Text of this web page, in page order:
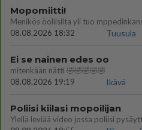
Mopomiitti!
08.08.2026 18:32
Tuusula
Ei se nainen edes oo
mitenkään nätti 🤣🤣🤣🤣🤣
08.08.2026 19:19
Ikävä
Poliisi kiilasi mopoilijan